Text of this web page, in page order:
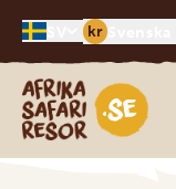
kr
Safari-resor i Afrika